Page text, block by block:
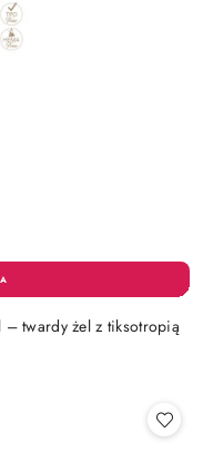
– twardy żel z tiksotropią